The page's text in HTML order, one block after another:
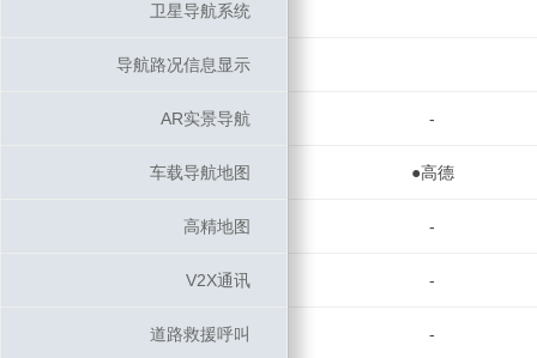
卫星导航系统
导航路况信息显示
AR实景导航 -
车载导航地图 ●高德
高精地图 -
V2X通讯 -
道路救援呼叫 -
卫星导航系统
导航路况信息显示
AR实景导航
车载导航地图
高精地图
V2X通讯
道路救援呼叫